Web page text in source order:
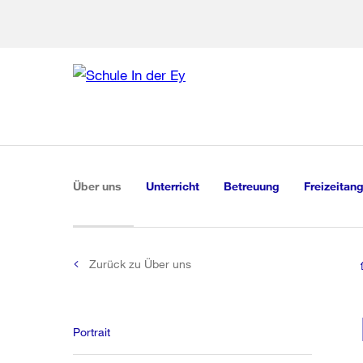
Navigation
Über uns (aktiv)Unterricht Betreuung
Zurück zu Über uns
Portrait